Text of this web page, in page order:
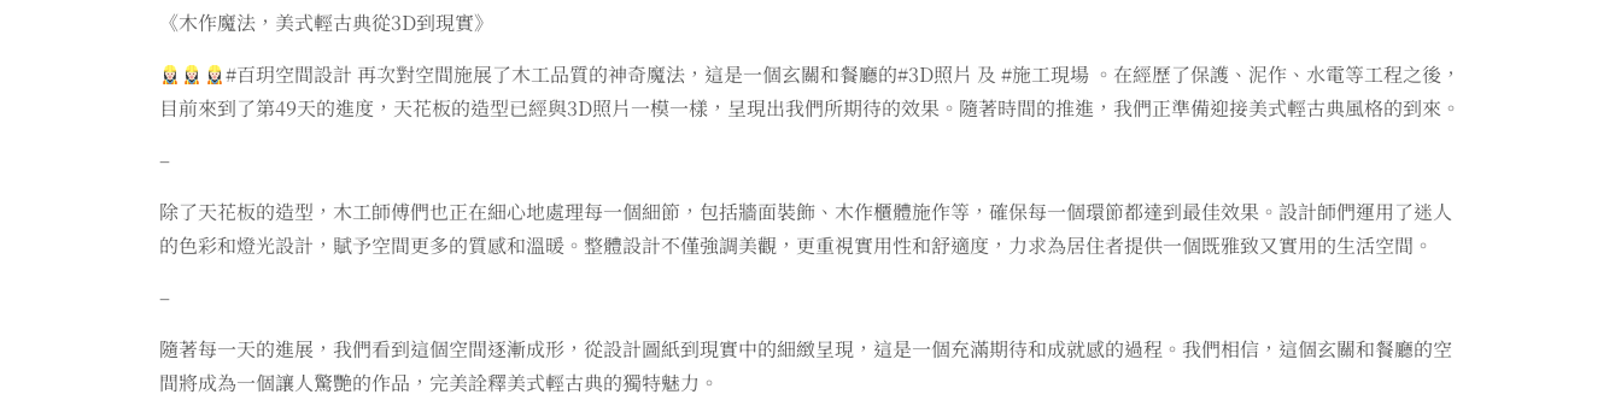
《木作魔法，美式輕古典從3D到現實》
#百玥空間設計 再次對空間施展了木工品質的神奇魔法，這是一個玄關和餐廳的#3D照片 及 #施工現場 。在經歷了保護、泥作、水電等工程之後，
目前來到了第49天的進度，天花板的造型已經與3D照片一模一樣，呈現出我們所期待的效果。隨著時間的推進，我們正準備迎接美式輕古典風格的到來。
–
除了天花板的造型，木工師傅們也正在細心地處理每一個細節，包括牆面裝飾、木作櫃體施作等，確保每一個環節都達到最佳效果。設計師們運用了迷人
的色彩和燈光設計，賦予空間更多的質感和溫暖。整體設計不僅強調美觀，更重視實用性和舒適度，力求為居住者提供一個既雅致又實用的生活空間。
–
隨著每一天的進展，我們看到這個空間逐漸成形，從設計圖紙到現實中的細緻呈現，這是一個充滿期待和成就感的過程。我們相信，這個玄關和餐廳的空
間將成為一個讓人驚艷的作品，完美詮釋美式輕古典的獨特魅力。